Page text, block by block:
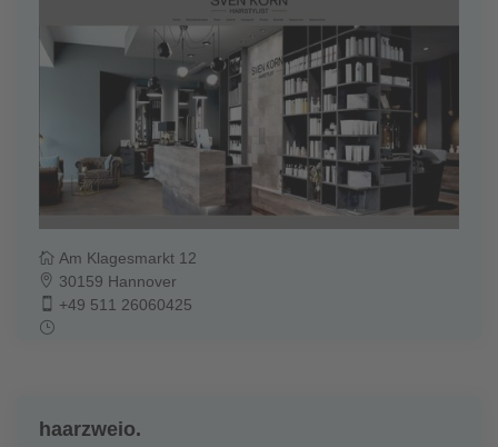
Am Klagesmarkt 12
30159 Hannover
+49 511 26060425
haarzweio.